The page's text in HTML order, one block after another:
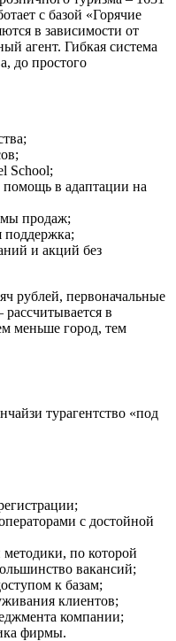
с базой «Горячие
в зависимости от
агент. Гибкая система
до простого
School;
в адаптации на
продаж;
поддержка;
и акций без
рублей, первоначальные
в
меньше город, тем
турагентство «под
с достойной
методики, по которой
вакансий;
к базам;
клиентов;
компании;
фирмы.